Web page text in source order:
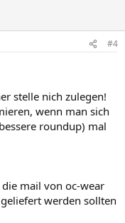
#4
stelle nich zulegen!
wenn man sich
roundup) mal
mail von oc-wear
werden sollten